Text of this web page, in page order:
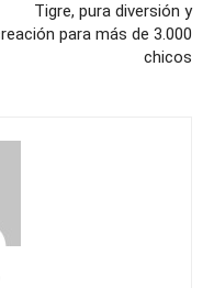
Tigre, pura diversión y
para más de 3.000
chicos